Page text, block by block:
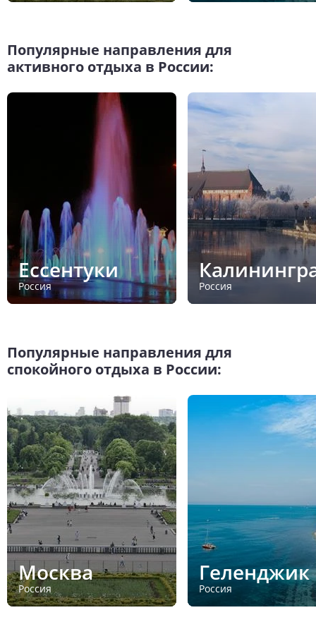
Популярные направления для
активного отдыха в России:
Ессентуки
Россия Россия
Популярные направления для
спокойного отдыха в России:
Москва
Россия
Геленджик
Россия